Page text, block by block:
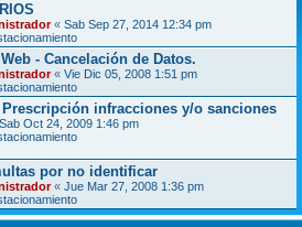
« Sab Sep 27, 2014 12:34 pm
- Cancelación de Datos.
« Vie Dic 05, 2008 1:51 pm
infracciones y/o sanciones
Sab Oct 24, 2009 1:46 pm
por no identificar
« Jue Mar 27, 2008 1:36 pm